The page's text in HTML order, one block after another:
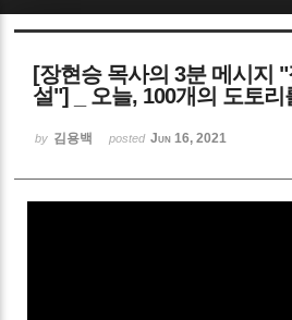
[장현승 목사의 3분 메시지
설"] _ 오늘, 100개의 도토리
by 김용백 posted Jun 16, 2021
Sketchbook5, 스